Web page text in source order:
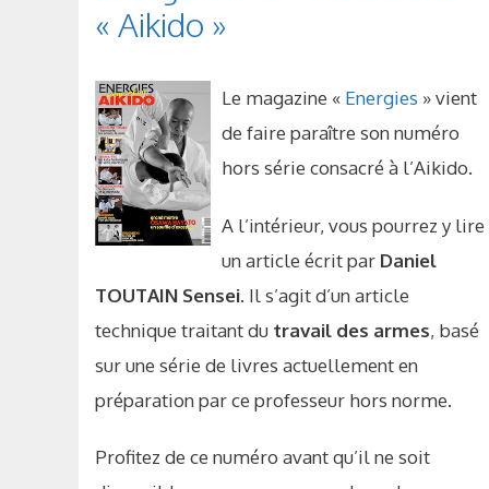
« Aikido »
Le magazine « Energies » vient
de faire paraître son numéro
hors série consacré à l’Aikido.
A l’intérieur, vous pourrez y lire
un article écrit par Daniel
TOUTAIN Sensei. Il s’agit d’un article
technique traitant du travail des armes, basé
sur une série de livres actuellement en
préparation par ce professeur hors norme.
Profitez de ce numéro avant qu’il ne soit